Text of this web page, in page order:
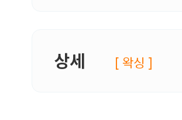
상세 [ 왁싱 ]